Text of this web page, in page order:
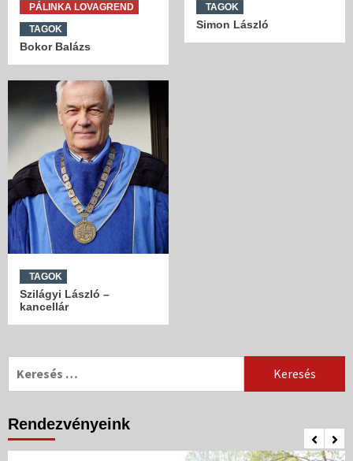
PÁLINKA LOVAGREND
TAGOK
Bokor Balázs
TAGOK
Simon László
TAGOK
Szilágyi László –
kancellár
Keresés:
Rendezvényeink